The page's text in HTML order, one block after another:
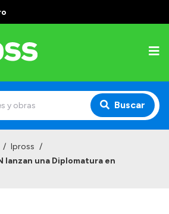
Buscar
/ Ipross /
lanzan una Diplomatura en